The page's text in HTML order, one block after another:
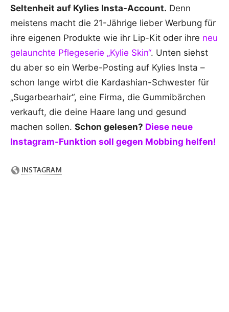
Seltenheit auf Kylies Insta-Account. Denn
meistens macht die 21-Jährige lieber Werbung für
ihre eigenen Produkte wie ihr Lip-Kit oder ihre neu
gelaunchte Pflegeserie „Kylie Skin“. Unten siehst
du aber so ein Werbe-Posting auf Kylies Insta –
schon lange wirbt die Kardashian-Schwester für
„Sugarbearhair“, eine Firma, die Gummibärchen
verkauft, die deine Haare lang und gesund
machen sollen. Schon gelesen? Diese neue
Instagram-Funktion soll gegen Mobbing helfen!